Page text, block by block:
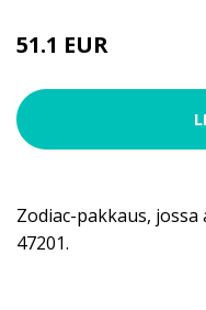
51.1 EUR
Zodiac-pakkaus,
47201.